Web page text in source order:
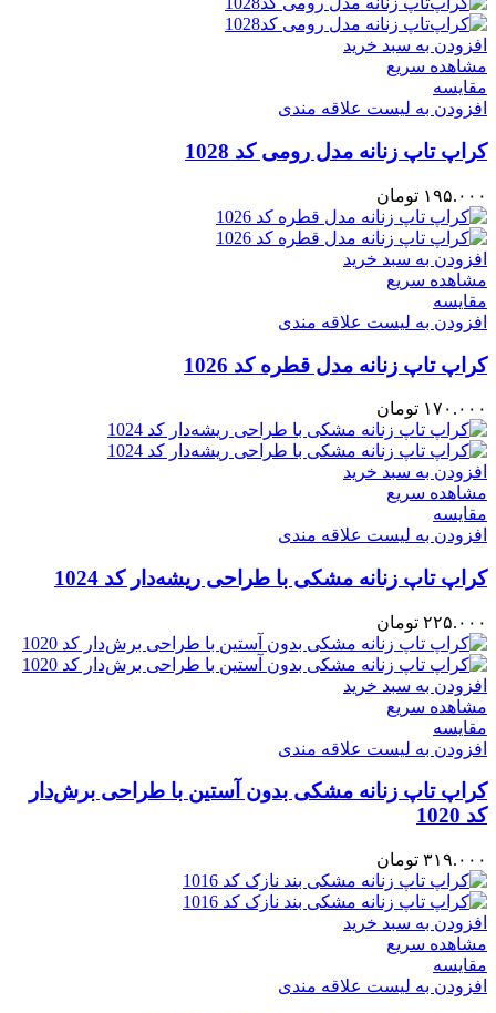
افزودن به سبد خرید
مشاهده سریع
مقایسه
افزودن به لیست علاقه مندی
کراپ‌ تاپ زنانه مدل رومی کد 1028
۱۹۵.۰۰۰ تومان
افزودن به سبد خرید
مشاهده سریع
مقایسه
افزودن به لیست علاقه مندی
کراپ تاپ زنانه مدل قطره کد 1026
۱۷۰.۰۰۰ تومان
افزودن به سبد خرید
مشاهده سریع
مقایسه
افزودن به لیست علاقه مندی
کراپ تاپ زنانه مشکی با طراحی ریشه‌دار کد 1024
۲۲۵.۰۰۰ تومان
افزودن به سبد خرید
مشاهده سریع
مقایسه
افزودن به لیست علاقه مندی
کراپ‌ تاپ زنانه مشکی بدون آستین با طراحی برش‌دار
کد 1020
۳۱۹.۰۰۰ تومان
افزودن به سبد خرید
مشاهده سریع
مقایسه
افزودن به لیست علاقه مندی